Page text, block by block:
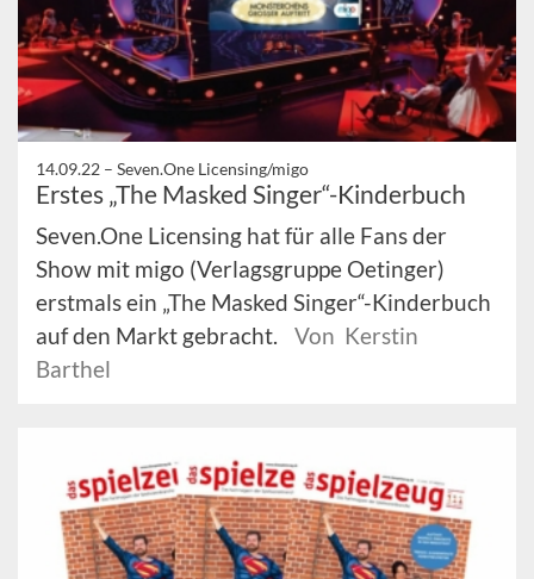
14.09.22 – Seven.One Licensing/migo
Erstes „The Masked Singer“-Kinderbuch
Seven.One Licensing hat für alle Fans der
Show mit migo (Verlagsgruppe Oetinger)
erstmals ein „The Masked Singer“-Kinderbuch
auf den Markt gebracht.
Von Kerstin
Barthel